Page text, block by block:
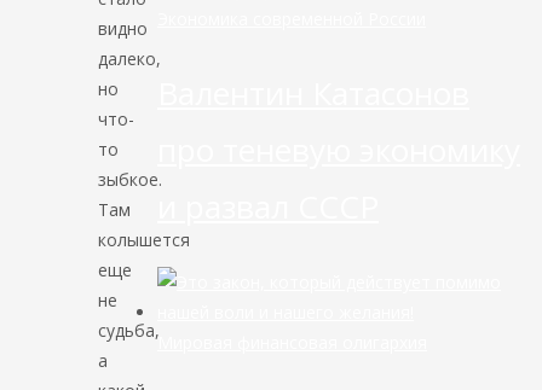
видно
далеко,
но
что-
то
зыбкое.
Там
колышется
еще
не
судьба,
а
Мировая финансовая олигархия